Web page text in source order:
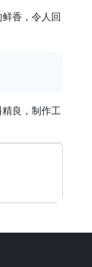
香，令人回
良，制作工